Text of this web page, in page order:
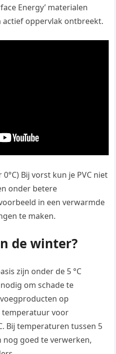
Energy’ materialen
actief oppervlak ontbreekt.
Bij vorst kun je PVC niet
onder betere
in een verwarmde
te maken.
de winter?
zijn onder de 5 °C
om schade te
op
temperatuur voor
Bij temperaturen tussen 5
nog goed te verwerken,